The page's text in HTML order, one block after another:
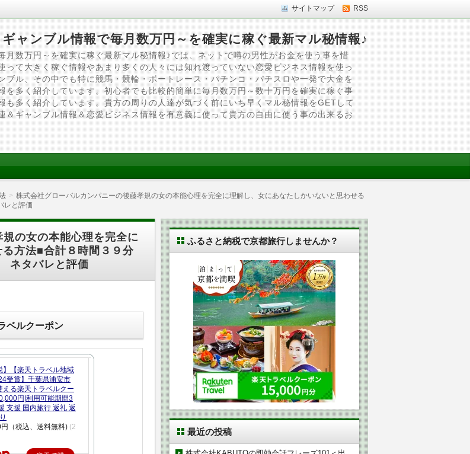
サイトマップ RSS
ャンブル情報で毎月数万円～を確実に稼ぐ最新マル秘情報♪
数万円～を確実に稼ぐ最新マル秘情報♪では、ネットで噂の男性がお金を使う事を惜
て大きく稼ぐ情報やあまり多くの人々には知れ渡っていない恋愛ビジネス情報を使っ
ル、その中でも特に競馬・競輪・ボートレース・パチンコ・パチスロや一発で大金を
多く紹介しています。初心者でも比較的簡単に毎月数万円～数十万円を確実に稼ぐ事
多く紹介しています。貴方の周りの人達が気づく前にいち早くマル秘情報をGETして
ギャンブル情報＆恋愛ビジネス情報を有意義に使って貴方の自由に使う事の出来るお
株式会社グローバルカンパニーの後藤孝規の女の本能心理を完全に理解し、女にあなたしかいないと思わせる
レと評価
の女の本能心理を完全に
方法■合計８時間３９分
ネタバレと評価
ベルクーポン
】【楽天トラベル地域
受賞】千葉県浦安市
える楽天トラベルクー
円|利用可能期間3
支援 国内旅行 返礼 返
（税込、送料無料) (2
ふるさと納税で京都旅行しませんか？
最近の投稿